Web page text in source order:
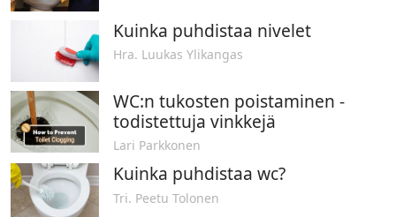
Kuinka puhdistaa nivelet
Hra. Luukas Ylikangas
WC:n tukosten poistaminen -
todistettuja vinkkejä
Lari Parkkonen
Kuinka puhdistaa wc?
Tri. Peetu Tolonen